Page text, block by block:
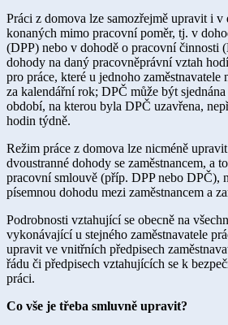
Práci z domova lze samozřejmě upravit i v
konaných mimo pracovní poměr, tj. v
(DPP) nebo v dohodě o pracovní činnosti
dohody na daný pracovněprávní vztah
pro práce, které u jednoho zaměstnavatele
za kalendářní rok; DPČ může být
období, na kterou byla DPČ uzavřena,
hodin týdně.
Režim práce z domova lze nicméně
dvoustranné dohody se zaměstnancem, a
pracovní smlouvě (příp. DPP nebo DPČ),
písemnou dohodu mezi zaměstnancem a
Podrobnosti vztahující se obecně na
vykonávající u stejného zaměstnavatele
upravit ve vnitřních předpisech
řádu či předpisech vztahujících se k
práci.
Co vše je třeba smluvně upravit?